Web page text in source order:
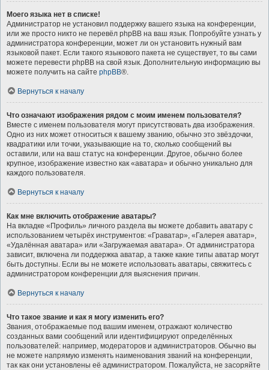
Моего языка нет в списке!
Администратор не установил поддержку вашего языка на конференции,
или же просто никто не перевёл phpBB на ваш язык. Попробуйте узнать у
администратора конференции, может ли он установить нужный вам
языковой пакет. Если такого языкового пакета не существует, то вы сами
можете перевести phpBB на свой язык. Дополнительную информацию вы
можете получить на сайте phpBB®.
Вернуться к началу
Что означают изображения рядом с моим именем пользователя?
Вместе с именем пользователя могут присутствовать два изображения.
Одно из них может относиться к вашему званию, обычно это звёздочки,
квадратики или точки, указывающие на то, сколько сообщений вы
оставили, или на ваш статус на конференции. Другое, обычно более
крупное, изображение известно как «аватара» и обычно уникально для
каждого пользователя.
Вернуться к началу
Как мне включить отображение аватары?
На вкладке «Профиль» личного раздела вы можете добавить аватару с
использованием четырёх инструментов: «Граватар», «Галерея аватар»,
«Удалённая аватара» или «Загружаемая аватара». От администратора
зависит, включена ли поддержка аватар, а также какие типы аватар могут
быть доступны. Если вы не можете использовать аватары, свяжитесь с
администратором конференции для выяснения причин.
Вернуться к началу
Что такое звание и как я могу изменить его?
Звания, отображаемые под вашим именем, отражают количество
созданных вами сообщений или идентифицируют определённых
пользователей: например, модераторов и администраторов. Обычно вы
не можете напрямую изменять наименования званий на конференции,
так как они установлены её администратором. Пожалуйста, не засоряйте